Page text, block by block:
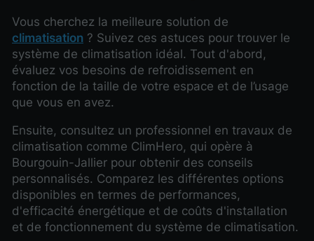
Vous cherchez la meilleure solution de
climatisation ? Suivez ces astuces pour trouver le
système de climatisation idéal. Tout d'abord,
évaluez vos besoins de refroidissement en
fonction de la taille de votre espace et de l’usage
que vous en avez.
Ensuite, consultez un professionnel en travaux de
climatisation comme ClimHero, qui opère à
Bourgouin-Jallier pour obtenir des conseils
personnalisés. Comparez les différentes options
disponibles en termes de performances,
d'efficacité énergétique et de coûts d'installation
et de fonctionnement du système de climatisation.